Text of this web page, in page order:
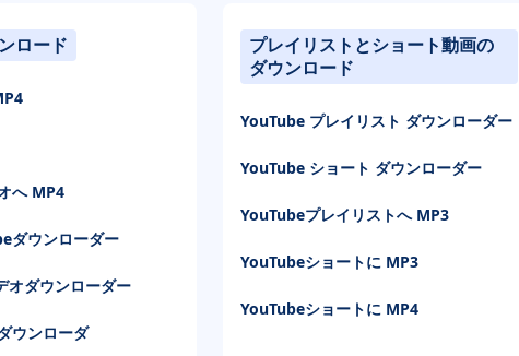
ロード
へ MP4
ダウンローダー
オダウンローダー
ウンローダ
プレイリストとショート動画の
ダウンロード
YouTube プレイリスト ダウンローダー
YouTube ショート ダウンローダー
YouTubeプレイリストへ MP3
YouTubeショートに MP3
YouTubeショートに MP4